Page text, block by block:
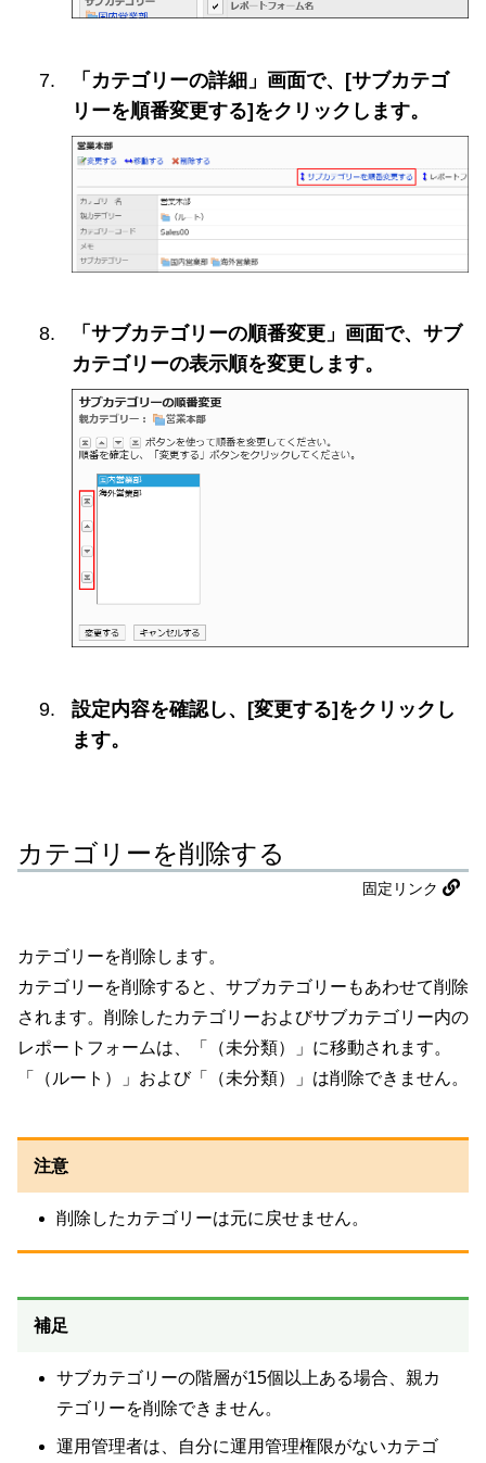
「カテゴリーの詳細」画面で、[サブカテゴ
リーを順番変更する]をクリックします。
「サブカテゴリーの順番変更」画面で、サブ
カテゴリーの表示順を変更します。
設定内容を確認し、[変更する]をクリックし
ます。
カテゴリーを削除する
固定リンク
カテゴリーを削除します。
カテゴリーを削除すると、サブカテゴリーもあわせて削除
されます。削除したカテゴリーおよびサブカテゴリー内の
レポートフォームは、「（未分類）」に移動されます。
「（ルート）」および「（未分類）」は削除できません。
注意
削除したカテゴリーは元に戻せません。
補足
サブカテゴリーの階層が15個以上ある場合、親カ
テゴリーを削除できません。
運用管理者は、自分に運用管理権限がないカテゴ